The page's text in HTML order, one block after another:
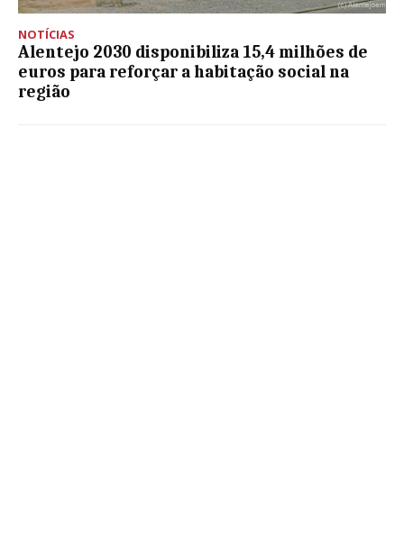
NOTÍCIAS
Alentejo 2030 disponibiliza 15,4 milhões de
euros para reforçar a habitação social na
região